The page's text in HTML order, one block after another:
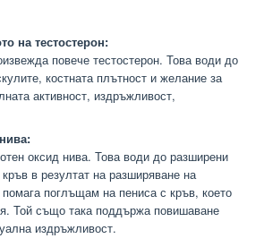
на тестостерон:
повече тестостерон. Това води до
костната плътност и желание за
активност, издръжливост,
оксид нива. Това води до разширени
в резултат на разширяване на
поглъщам на пениса с кръв, което
Той също така поддържа повишаване
издръжливост.